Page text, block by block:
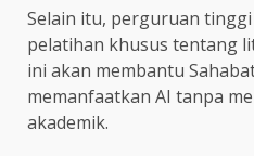
Selain itu, perguruan
pelatihan khusus tentang
ini akan membantu
memanfaatkan AI tanpa
akademik.